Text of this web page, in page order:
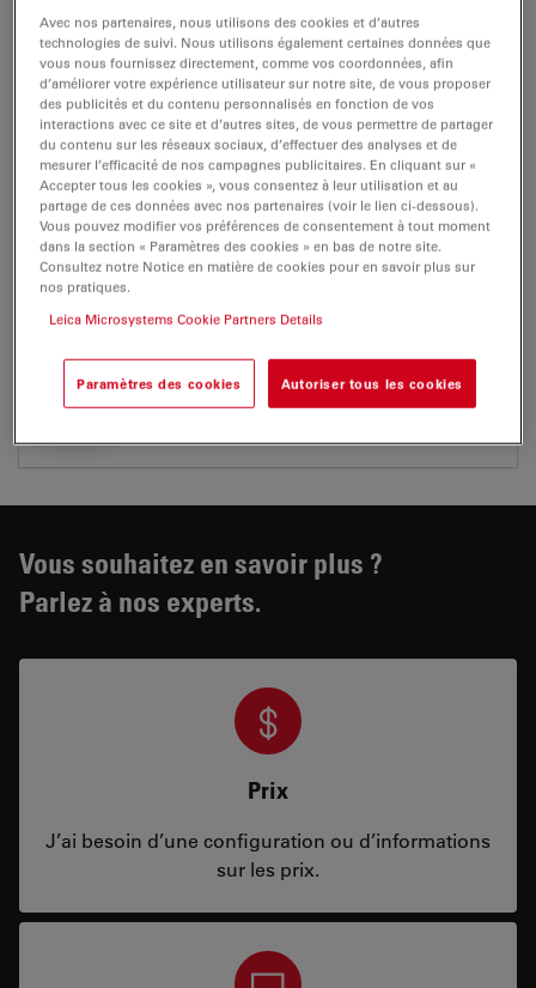
Leica FS CB-Brochure en MC-0001076
Jul 27, 2026 PDF, 919 KB
DOWNLOAD
CERTIFICATS
Jul 27, 2026 PDF, 601 KB
Vous souhaitez en savoir plus ?
Parlez à nos experts.
Prix
J’ai besoin d’une configuration ou d’informations
sur les prix.
Avec nos partenaires, nous utilisons des cookies et d’autres
technologies de suivi. Nous utilisons également certaines données que
vous nous fournissez directement, comme vos coordonnées, afin
d’améliorer votre expérience utilisateur sur notre site, de vous proposer
des publicités et du contenu personnalisés en fonction de vos
interactions avec ce site et d’autres sites, de vous permettre de partager
du contenu sur les réseaux sociaux, d’effectuer des analyses et de
mesurer l’efficacité de nos campagnes publicitaires. En cliquant sur «
Accepter tous les cookies », vous consentez à leur utilisation et au
partage de ces données avec nos partenaires (voir le lien ci-dessous).
Vous pouvez modifier vos préférences de consentement à tout moment
dans la section « Paramètres des cookies » en bas de notre site.
Consultez notre Notice en matière de cookies pour en savoir plus sur
nos pratiques.
Leica Microsystems Cookie Partners Details
Paramètres des cookies Autoriser tous les cookies